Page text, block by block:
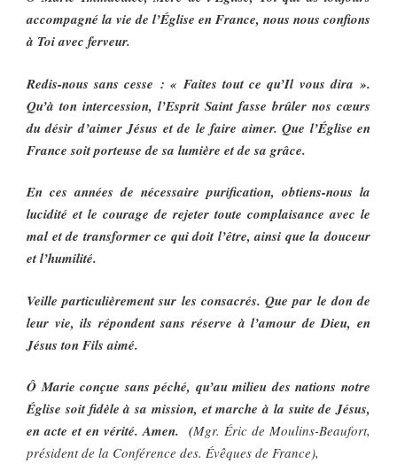
accompagné la vie de l’Église en France, nous nous confions
à Toi avec ferveur.
Redis-nous sans cesse : « Faites tout ce qu’Il vous dira ».
Qu’à ton intercession, l’Esprit Saint fasse brûler nos cœurs
du désir d’aimer Jésus et de le faire aimer. Que l’Église en
France soit porteuse de sa lumière et de sa grâce.
En ces années de nécessaire purification, obtiens-nous la
lucidité et le courage de rejeter toute complaisance avec le
mal et de transformer ce qui doit l’être, ainsi que la douceur
et l’humilité.
Veille particulièrement sur les consacrés. Que par le don de
leur vie, ils répondent sans réserve à l’amour de Dieu, en
Jésus ton Fils aimé.
Ô Marie conçue sans péché, qu’au milieu des nations notre
Église soit fidèle à sa mission, et marche à la suite de Jésus,
en acte et en vérité. Amen. (Mgr. Éric de Moulins-Beaufort,
président de la Conférence des. Évêques de France),